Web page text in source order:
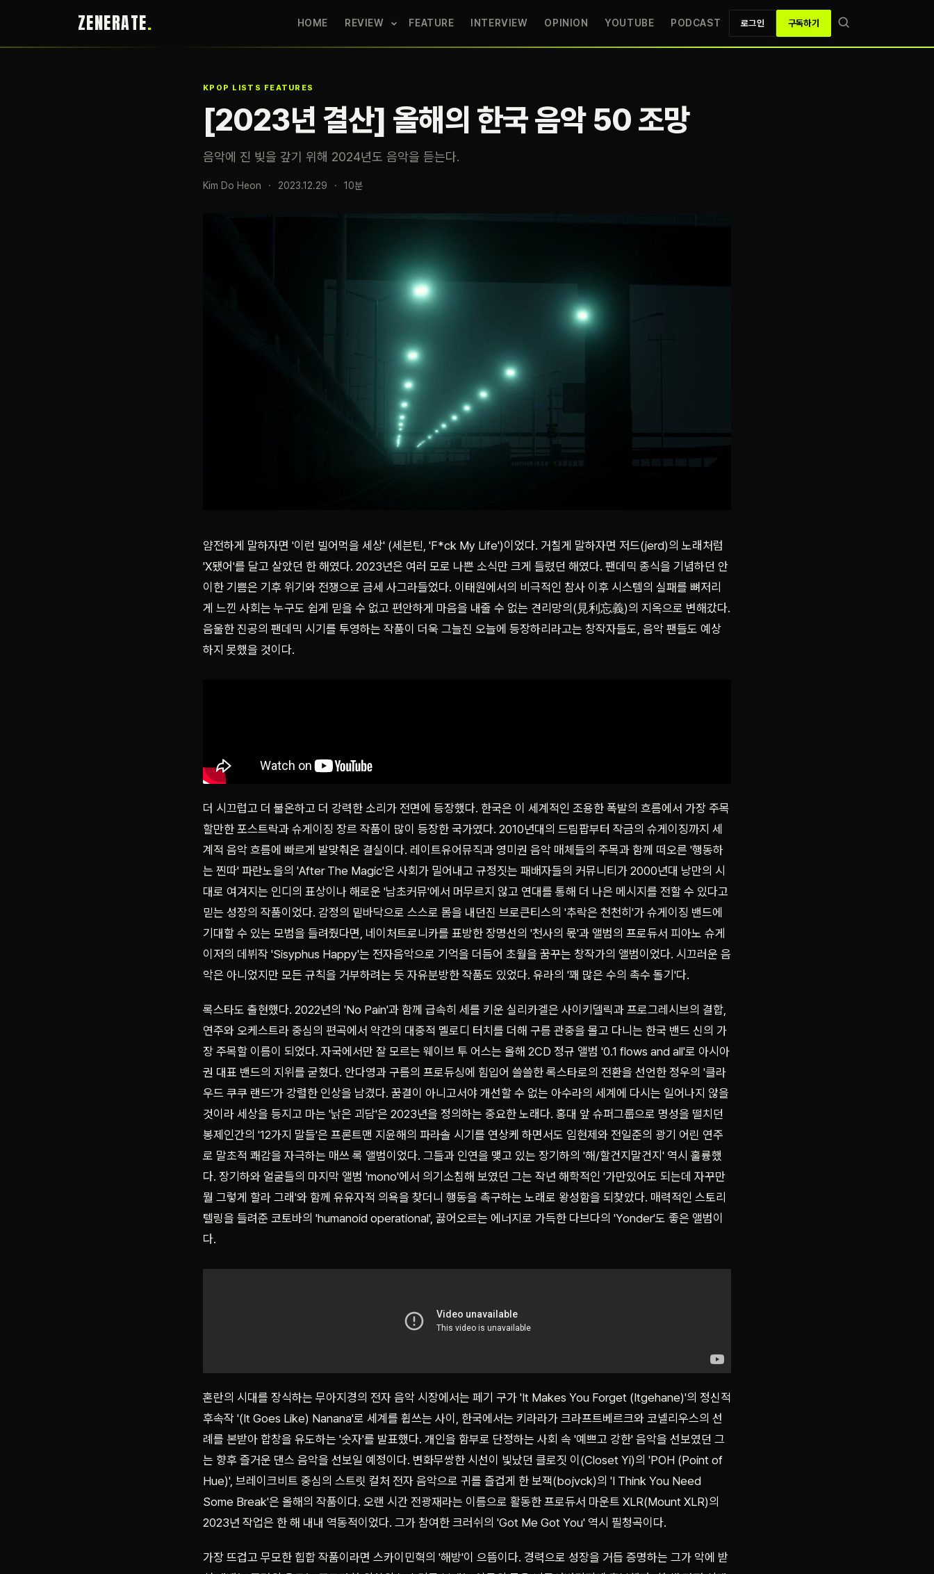
ZENERATE HOME REVIEW FEATURE INTERVIEW OPINION YOUTUBE PODCAST 로그인 구독하기
KPOP /LISTS /FEATURES
[2023년 결산] 올해의 한국 음악 50 조망
음악에 진 빚을 갚기 위해 2024년도 음악을 듣는다.
Kim Do Heon · 2023.12.29 · 10분
얌전하게 말하자면 '이런 빌어먹을 세상' (세븐틴, 'F*ck My Life')이었다. 거칠게 말하자면 저드(jerd)의 노래처럼
'X됐어'를 달고 살았던 한 해였다. 2023년은 여러 모로 나쁜 소식만 크게 들렸던 해였다. 팬데믹 종식을 기념하던 안
이한 기쁨은 기후 위기와 전쟁으로 금세 사그라들었다. 이태원에서의 비극적인 참사 이후 시스템의 실패를 뼈저리
게 느낀 사회는 누구도 쉽게 믿을 수 없고 편안하게 마음을 내줄 수 없는 견리망의(見利忘義)의 지옥으로 변해갔다.
음울한 진공의 팬데믹 시기를 투영하는 작품이 더욱 그늘진 오늘에 등장하리라고는 창작자들도, 음악 팬들도 예상
하지 못했을 것이다.
더 시끄럽고 더 불온하고 더 강력한 소리가 전면에 등장했다. 한국은 이 세계적인 조용한 폭발의 흐름에서 가장 주목
할만한 포스트락과 슈게이징 장르 작품이 많이 등장한 국가였다. 2010년대의 드림팝부터 작금의 슈게이징까지 세
계적 음악 흐름에 빠르게 발맞춰온 결실이다. 레이트유어뮤직과 영미권 음악 매체들의 주목과 함께 떠오른 '행동하
는 찐따' 파란노을의 'After The Magic'은 사회가 밀어내고 규정짓는 패배자들의 커뮤니티가 2000년대 낭만의 시
대로 여겨지는 인디의 표상이나 해로운 '남초커뮤'에서 머무르지 않고 연대를 통해 더 나은 메시지를 전할 수 있다고
믿는 성장의 작품이었다. 감정의 밑바닥으로 스스로 몸을 내던진 브로큰티스의 '추락은 천천히'가 슈게이징 밴드에
기대할 수 있는 모범을 들려줬다면, 네이처트로니카를 표방한 장명선의 '천사의 몫'과 앨범의 프로듀서 피아노 슈게
이저의 데뷔작 'Sisyphus Happy'는 전자음악으로 기억을 더듬어 초월을 꿈꾸는 창작가의 앨범이었다. 시끄러운 음
악은 아니었지만 모든 규칙을 거부하려는 듯 자유분방한 작품도 있었다. 유라의 '꽤 많은 수의 촉수 돌기'다.
록스타도 출현했다. 2022년의 'No Pain'과 함께 급속히 세를 키운 실리카겔은 사이키델릭과 프로그레시브의 결합,
연주와 오케스트라 중심의 편곡에서 약간의 대중적 멜로디 터치를 더해 구름 관중을 몰고 다니는 한국 밴드 신의 가
장 주목할 이름이 되었다. 자국에서만 잘 모르는 웨이브 투 어스는 올해 2CD 정규 앨범 '0.1 flows and all'로 아시아
권 대표 밴드의 지위를 굳혔다. 안다영과 구름의 프로듀싱에 힘입어 쓸쓸한 록스타로의 전환을 선언한 정우의 '클라
우드 쿠쿠 랜드'가 강렬한 인상을 남겼다. 꿈결이 아니고서야 개선할 수 없는 아수라의 세계에 다시는 일어나지 않을
것이라 세상을 등지고 마는 '낡은 괴담'은 2023년을 정의하는 중요한 노래다. 홍대 앞 슈퍼그룹으로 명성을 떨치던
봉제인간의 '12가지 말들'은 프론트맨 지윤해의 파라솔 시기를 연상케 하면서도 임현제와 전일준의 광기 어린 연주
로 말초적 쾌감을 자극하는 매쓰 록 앨범이었다. 그들과 인연을 맺고 있는 장기하의 '해/할건지말건지' 역시 훌륭했
다. 장기하와 얼굴들의 마지막 앨범 'mono'에서 의기소침해 보였던 그는 작년 해학적인 '가만있어도 되는데 자꾸만
뭘 그렇게 할라 그래'와 함께 유유자적 의욕을 찾더니 행동을 촉구하는 노래로 왕성함을 되찾았다. 매력적인 스토리
텔링을 들려준 코토바의 'humanoid operational', 끓어오르는 에너지로 가득한 다브다의 'Yonder'도 좋은 앨범이
다.
혼란의 시대를 장식하는 무아지경의 전자 음악 시장에서는 페기 구가 'It Makes You Forget (Itgehane)'의 정신적
후속작 '(It Goes Like) Nanana'로 세계를 휩쓰는 사이, 한국에서는 키라라가 크라프트베르크와 코넬리우스의 선
례를 본받아 합창을 유도하는 '숫자'를 발표했다. 개인을 함부로 단정하는 사회 속 '예쁘고 강한' 음악을 선보였던 그
는 향후 즐거운 댄스 음악을 선보일 예정이다. 변화무쌍한 시선이 빛났던 클로짓 이(Closet Yi)의 'POH (Point of
Hue)', 브레이크비트 중심의 스트릿 컬처 전자 음악으로 귀를 즐겁게 한 보잭(bojvck)의 'I Think You Need
Some Break'은 올해의 작품이다. 오랜 시간 전광재라는 이름으로 활동한 프로듀서 마운트 XLR(Mount XLR)의
2023년 작업은 한 해 내내 역동적이었다. 그가 참여한 크러쉬의 'Got Me Got You' 역시 필청곡이다.
가장 뜨겁고 무모한 힙합 작품이라면 스카이민혁의 '해방'이 으뜸이다. 경력으로 성장을 거듭 증명하는 그가 악에 받